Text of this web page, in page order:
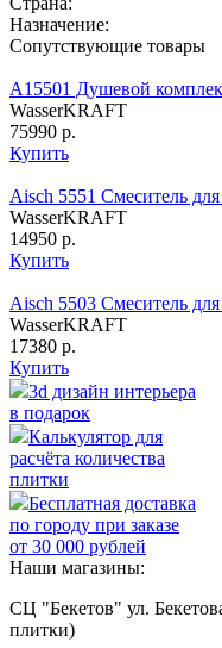
Назначение:
Сопутствующие товары
A15501 Душевой
WasserKRAFT
75990 р.
Купить
Aisch 5551 Смеситель
WasserKRAFT
14950 р.
Купить
Aisch 5503 Смеситель
WasserKRAFT
17380 р.
Купить
3d дизайн интерьера
в подарок
Калькулятор для
расчёта количества
плитки
Бесплатная доставка
по городу при заказе
от 30 000 рублей
Наши магазины:
СЦ "Бекетов" ул.
плитки)